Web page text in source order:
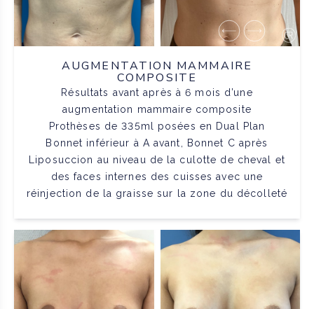
AUGMENTATION MAMMAIRE
COMPOSITE
Résultats avant après à 6 mois d’une
augmentation mammaire composite
Prothèses de 335ml posées en Dual Plan
Bonnet inférieur à A avant, Bonnet C après
Liposuccion au niveau de la culotte de cheval et
des faces internes des cuisses avec une
réinjection de la graisse sur la zone du décolleté